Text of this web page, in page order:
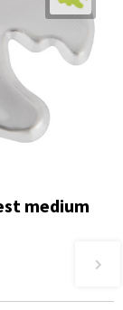
medium